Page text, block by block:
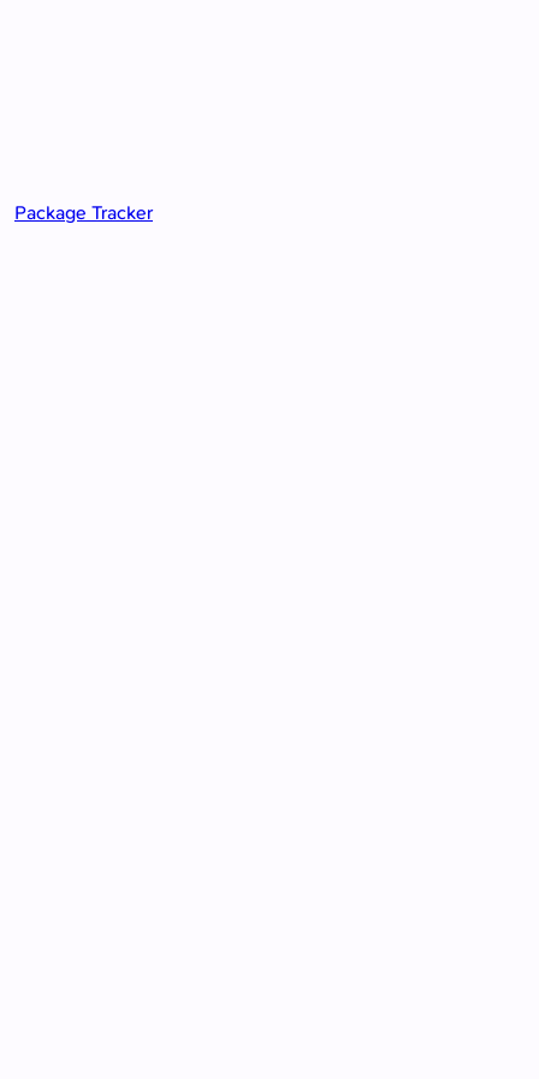
Package Tracker